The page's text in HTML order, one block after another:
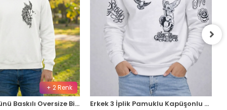
+ 2 Renk
Sevgililer Günü Baskılı Oversize Bisiklet Yaka Sweatshirt - Beyaz
Erkek 3 İplik Pamuklu Kapüşonlu Baskılı SweatShirt hoodie - Beyaz